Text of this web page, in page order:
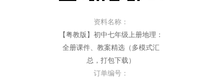
资料名称：
【粤教版】初中七年级上册地理：
全册课件、教案精选（多模式汇
总，打包下载）
订单编号：